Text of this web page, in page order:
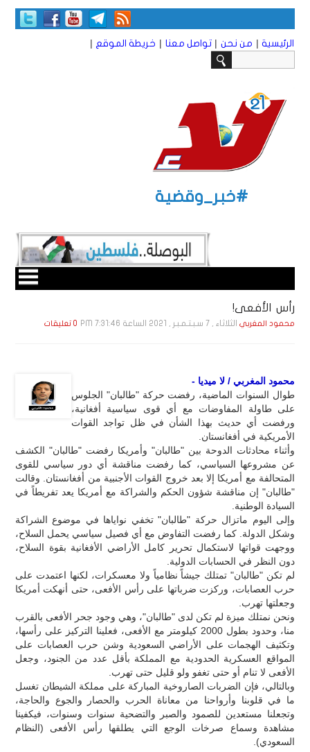
الرئيسية | من نحن | تواصل معنا | خريطة الموقع |
#خبر_وقضية
رأس الأفعى!
محمود المغربي الثلاثاء , 7 سـبـتـمـبـر , 2021 الساعة 7:31:46 PM 0 تعليقات
محمود المغربي / لا ميديا -
طوال السنوات الماضية، رفضت حركة "طالبان" الجلوس
على طاولة المفاوضات مع أي قوى سياسية أفغانية،
ورفضت أي حديث بهذا الشأن في ظل تواجد القوات
الأمريكية في أفغانستان.
وأثناء محادثات الدوحة بين "طالبان" وأمريكا رفضت "طالبان" الكشف
عن مشروعها السياسي، كما رفضت مناقشة أي دور سياسي للقوى
المتحالفة مع أمريكا إلا بعد خروج القوات الأجنبية من أفغانستان. وقالت
"طالبان" إن مناقشة شؤون الحكم والشراكة مع أمريكا يعد تفريطاً في
السيادة الوطنية.
وإلى اليوم ماتزال حركة "طالبان" تخفي نواياها في موضوع الشراكة
وشكل الدولة. كما رفضت التفاوض مع أي فصيل سياسي يحمل السلاح،
ووجهت قواتها لاستكمال تحرير كامل الأراضي الأفغانية بقوة السلاح،
دون النظر في الحسابات الدولية.
لم تكن "طالبان" تمتلك جيشاً نظامياً ولا معسكرات، لكنها اعتمدت على
حرب العصابات، وركزت ضرباتها على رأس الأفعى، حتى أنهكت أمريكا
وجعلتها تهرب.
ونحن نمتلك ميزة لم تكن لدى "طالبان"، وهي وجود جحر الأفعى بالقرب
منا، وحدود بطول 2000 كيلومتر مع الأفعى، فعلينا التركيز على رأسها،
وتكثيف الهجمات على الأراضي السعودية وشن حرب العصابات على
المواقع العسكرية الحدودية مع المملكة بأقل عدد من الجنود، وجعل
الأفعى لا تنام أو حتى تغفو ولو قليل حتى تهرب.
وبالتالي، فإن الضربات الصاروخية المباركة على مملكة الشيطان تغسل
ما في قلوبنا وأرواحنا من معاناة الحرب والحصار والجوع والحاجة،
وتجعلنا مستعدين للصمود والصبر والتضحية سنوات وسنوات، فيكفينا
مشاهدة وسماع صرخات الوجع التي يطلقها رأس الأفعى (النظام
السعودي).